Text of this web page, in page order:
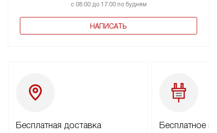
с 08:00 до 17:00 по будням
НАПИСАТЬ
Бесплатная доставка Бесплатное